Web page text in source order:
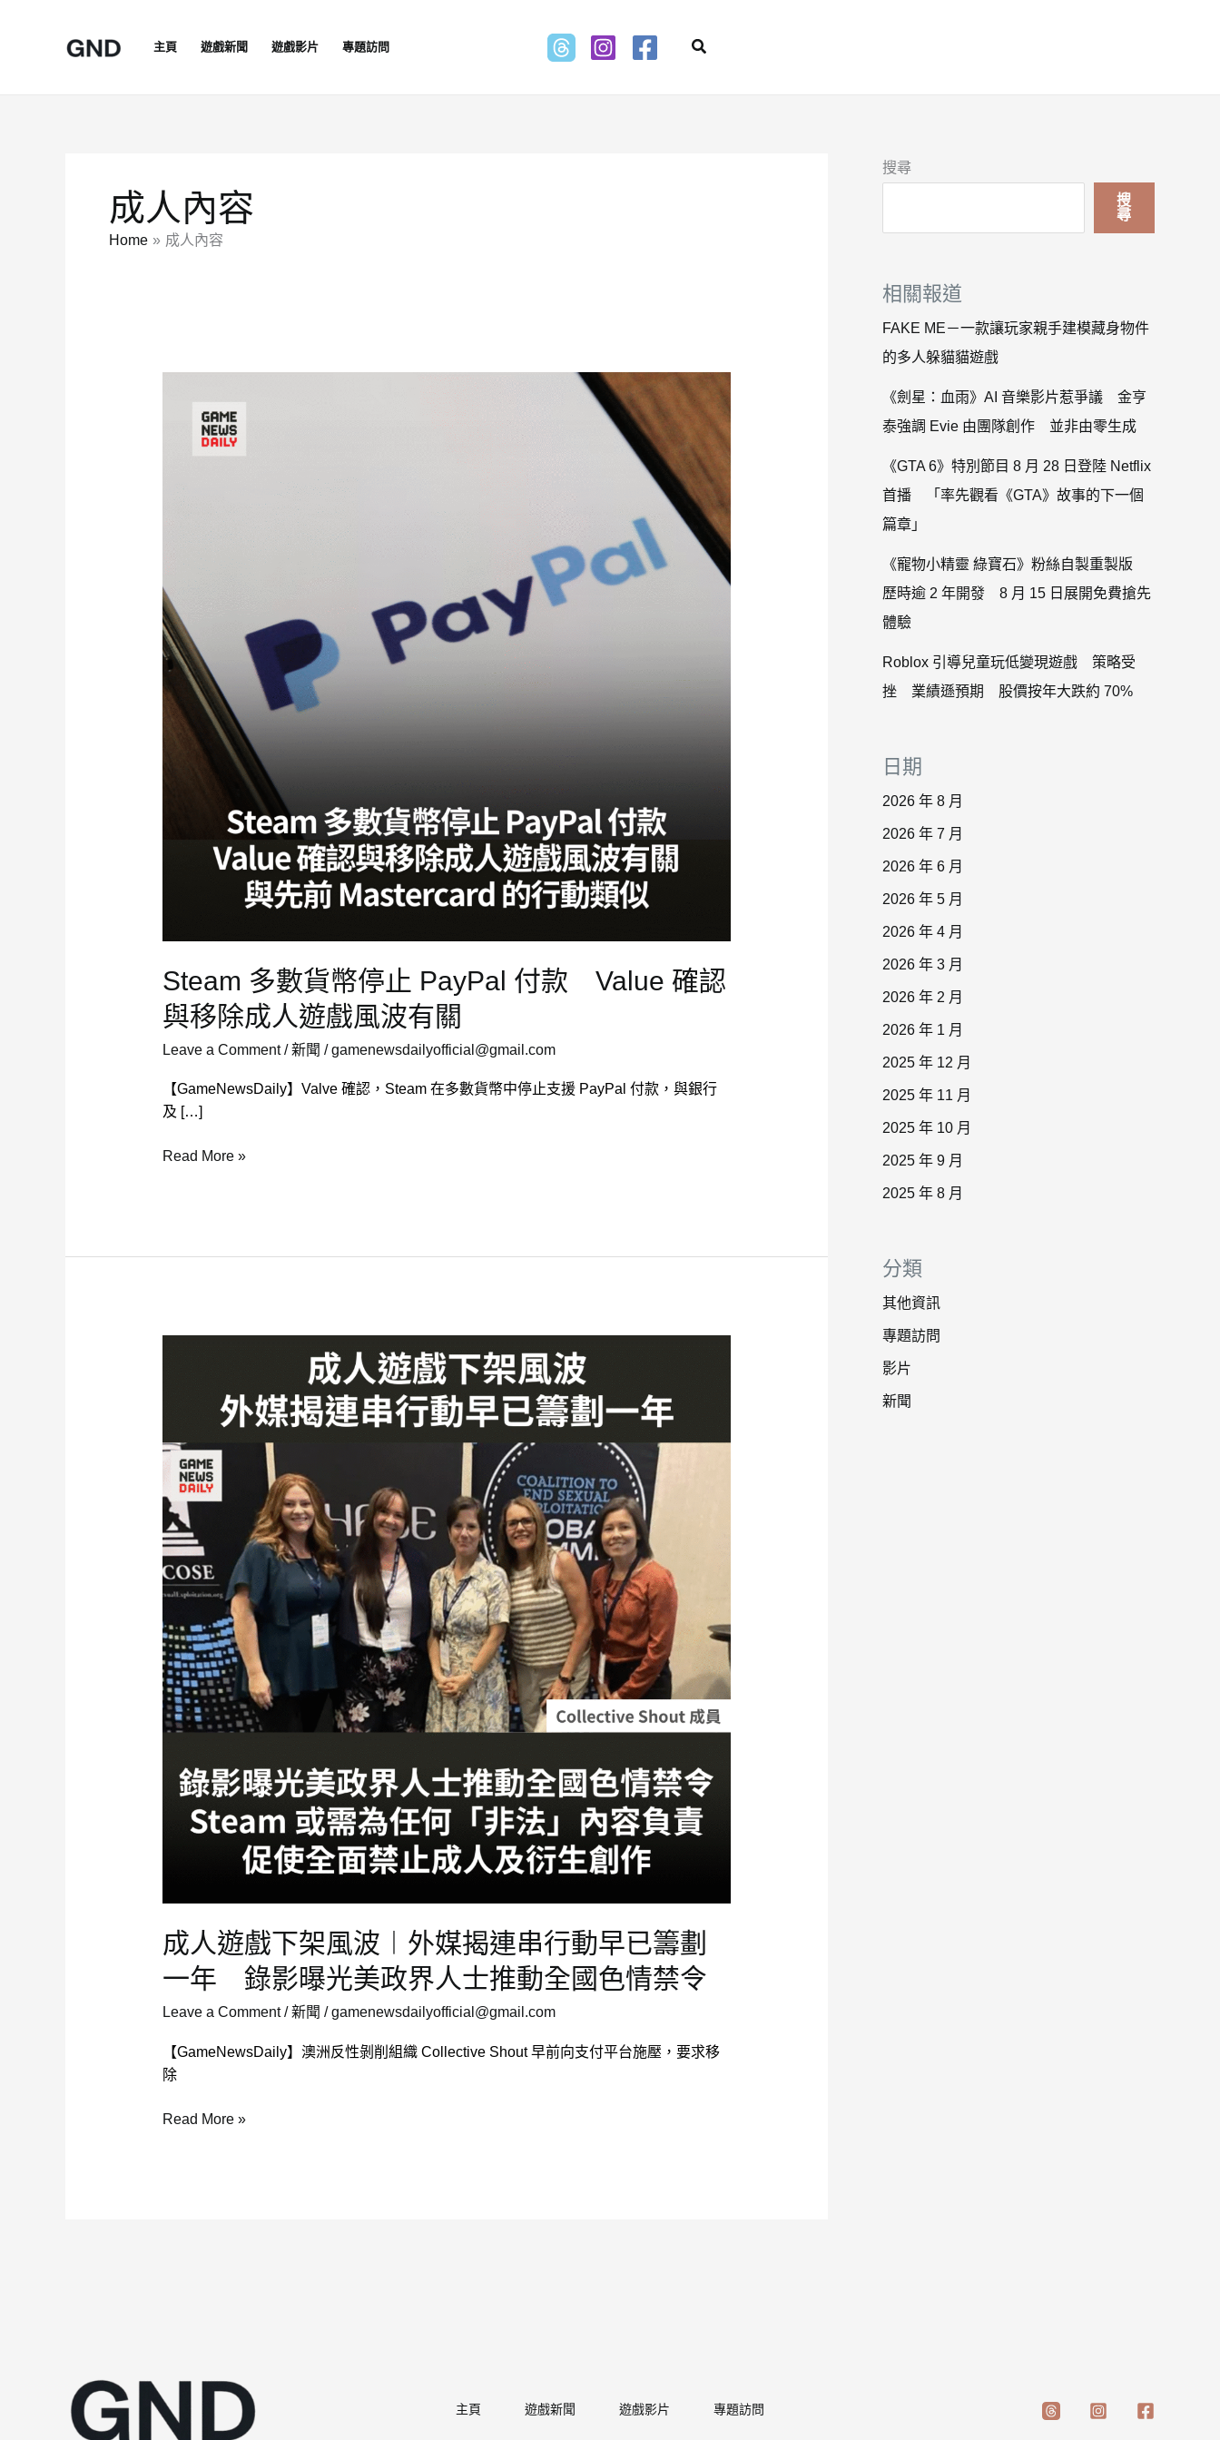
主頁 遊戲新聞 遊戲影片 專題訪問 Search
成人內容
Home 成人內容
Steam 多數貨幣停止 PayPal 付款 Value 確認
與移除成人遊戲風波有關
Leave a Comment /新聞 /gamenewsdailyofficial@gmail.com
【GameNewsDaily】Valve 確認，Steam 在多數貨幣中停止支援 PayPal 付款，與銀行
及 […]
Steam
付
與
除
成
人
遊
戲
波
有
關
Read More »
成人遊戲下架風波︱外媒揭連串行動早已籌劃
一年 錄影曝光美政界人士推動全國色情禁令
Leave a Comment /新聞 /gamenewsdailyofficial@gmail.com
【GameNewsDaily】澳洲反性剝削組織 Collective Shout 早前向支付平台施壓，要求移
除
成
串
行
Read More »
搜尋
搜
尋
相關報道
FAKE ME－一款讓玩家親手建模藏身物件
的多人躲貓貓遊戲
《劍星：血雨》AI 音樂影片惹爭議 金亨
泰強調 Evie 由團隊創作 並非由零生成
《GTA 6》特別節目 8 月 28 日登陸 Netflix
首播 「率先觀看《GTA》故事的下一個
篇章」
《寵物小精靈 綠寶石》粉絲自製重製版
歷時逾 2 年開發 8 月 15 日展開免費搶先
體驗
Roblox 引導兒童玩低變現遊戲 策略受
挫 業績遜預期 股價按年大跌約 70%
日期
2026 年 8 月
2026 年 7 月
2026 年 6 月
2026 年 5 月
2026 年 4 月
2026 年 3 月
2026 年 2 月
2026 年 1 月
2025 年 12 月
2025 年 11 月
2025 年 10 月
2025 年 9 月
2025 年 8 月
分類
其他資訊
專題訪問
影片
新聞
主頁 遊戲新聞 遊戲影片 專題訪問